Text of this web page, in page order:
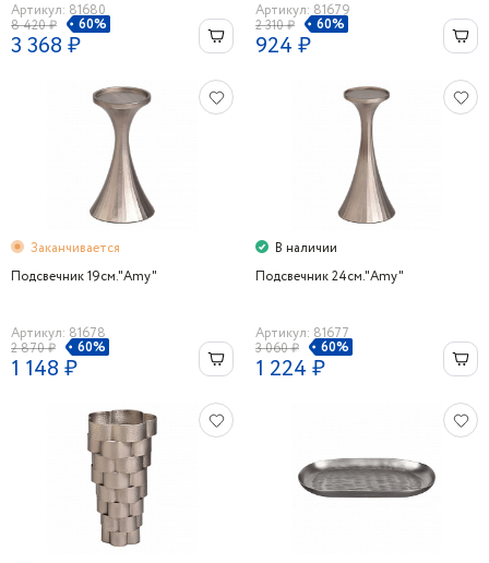
Артикул: 81680
8 420 ₽
60%
3 368 ₽
Артикул: 81679
2 310 ₽
60%
924 ₽
Заканчивается
Подсвечник 19см."Amy"
Артикул: 81678
2 870 ₽
60%
1 148 ₽
В наличии
Подсвечник 24см."Amy"
Артикул: 81677
3 060 ₽
60%
1 224 ₽